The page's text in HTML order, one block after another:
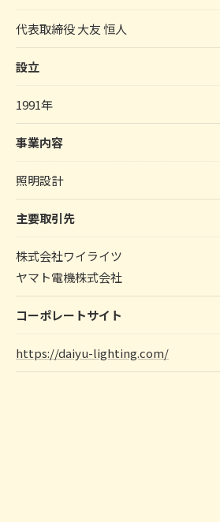
代表取締役 大友 恒人
設立
1991年
事業内容
照明設計
主要取引先
株式会社ワイライツ
ヤマト電機株式会社
コーポレートサイト
https://daiyu-lighting.com/